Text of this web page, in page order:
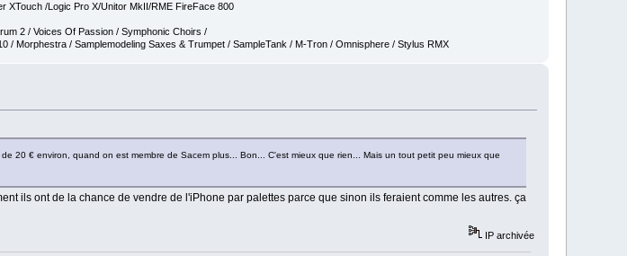
XTouch /Logic Pro X/Unitor MkII/RME FireFace 800
2 / Voices Of Passion / Symphonic Choirs /
/ Morphestra / Samplemodeling Saxes & Trumpet / SampleTank / M-Tron / Omnisphere / Stylus RMX
20 € environ, quand on est membre de Sacem plus... Bon... C'est mieux que rien... Mais un tout petit peu mieux que
ils ont de la chance de vendre de l'iPhone par palettes parce que sinon ils feraient comme les autres. ça
IP archivée